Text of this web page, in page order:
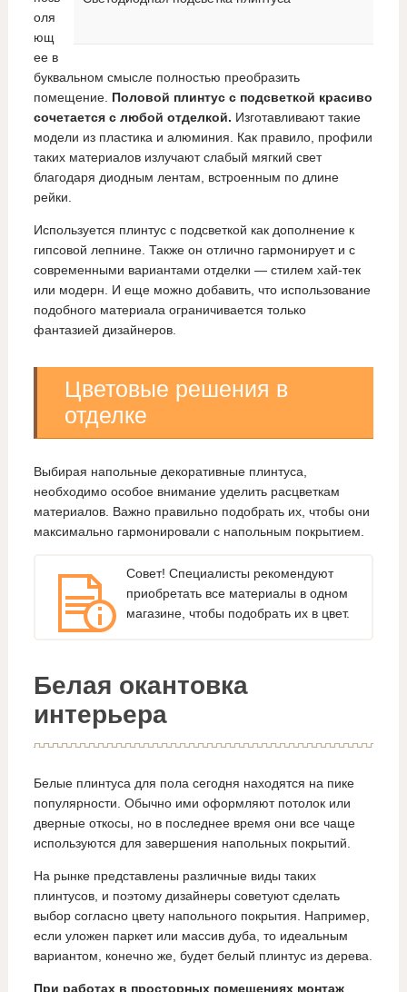
оля
ющ
ее в
буквальном смысле полностью преобразить
помещение. Половой плинтус с подсветкой красиво
сочетается с любой отделкой. Изготавливают такие
модели из пластика и алюминия. Как правило, профили
таких материалов излучают слабый мягкий свет
благодаря диодным лентам, встроенным по длине
рейки.
Используется плинтус с подсветкой как дополнение к
гипсовой лепнине. Также он отлично гармонирует и с
современными вариантами отделки — стилем хай-тек
или модерн. И еще можно добавить, что использование
подобного материала ограничивается только
фантазией дизайнеров.
Цветовые решения в
отделке
Выбирая напольные декоративные плинтуса,
необходимо особое внимание уделить расцветкам
материалов. Важно правильно подобрать их, чтобы они
максимально гармонировали с напольным покрытием.
Совет! Специалисты рекомендуют
приобретать все материалы в одном
магазине, чтобы подобрать их в цвет.
Белая окантовка
интерьера
Белые плинтуса для пола сегодня находятся на пике
популярности. Обычно ими оформляют потолок или
дверные откосы, но в последнее время они все чаще
используются для завершения напольных покрытий.
На рынке представлены различные виды таких
плинтусов, и поэтому дизайнеры советуют сделать
выбор согласно цвету напольного покрытия. Например,
если уложен паркет или массив дуба, то идеальным
вариантом, конечно же, будет белый плинтус из дерева.
При работах в просторных помещениях монтаж